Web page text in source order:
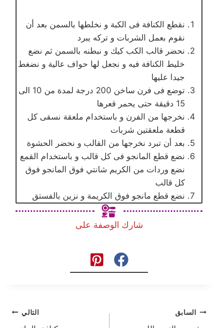
نقطع الكنافة فى الكبة و نخلطها بالسمن بعد أن
نقوم بعمل الشربات و تركه يبرد
نحضر قالب الكب كيك و نبطنه بالسمن ثم نضع
خليط الكنافة فيه و نجعل لها حواف عالية و نضغط
جيدا عليها
توضع فى فرن ساخن 200 درجة لمدة من 10 الى
15 دقيقة حتى يحمر قعرها
نخرجها من الفرن و باستخدام ملعقة نسقى كل
قطعة ملعقتين شربات
بعد أن تبرد نخرجها من القالب و نحضر الحشوة
نضع قطع المانجو فى كل قالب و باستخدام القمع
نضع وردات من الكريم شانتي فوق المانجو فوق
كل قالب
نضع قطع مانجو فوق الكريمة و نزين بالفستق
شارك الوصفة على
تصفّح
السابق التالي